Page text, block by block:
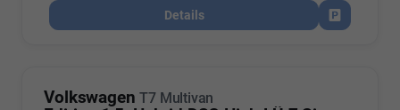
Details
Fahrzeug
Volkswagen T7 Multivan